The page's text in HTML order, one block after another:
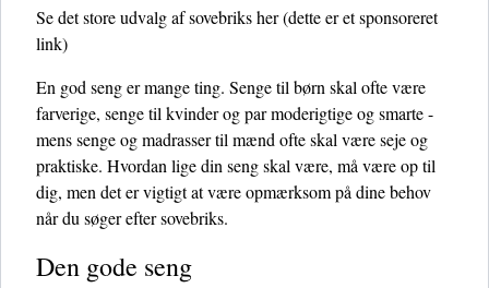
Se det store udvalg af sovebriks her(dette er et sponsoreret
link)
En god seng er mange ting. Senge til børn skal ofte være
farverige, senge til kvinder og par moderigtige og smarte -
mens senge og madrasser til mænd ofte skal være seje og
praktiske. Hvordan lige din seng skal være, må være op til
dig, men det er vigtigt at være opmærksom på dine behov
når du søger efter sovebriks.
Den gode seng